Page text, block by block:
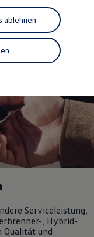
Serviceleistung,
, Hybrid-
Qualität und
ablehnen